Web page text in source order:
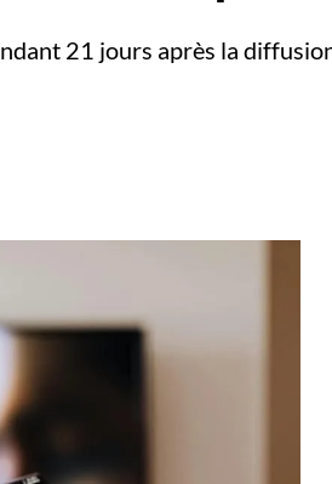
21 jours après la